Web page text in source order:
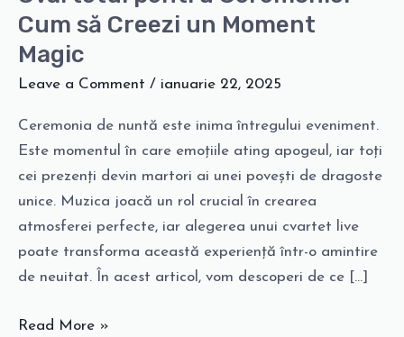
Cum să Creezi un Moment
Magic
Leave a Comment / ianuarie 22, 2025
Ceremonia de nuntă este inima întregului eveniment.
Este momentul în care emoțiile ating apogeul, iar toți
cei prezenți devin martori ai unei povești de dragoste
unice. Muzica joacă un rol crucial în crearea
atmosferei perfecte, iar alegerea unui cvartet live
poate transforma această experiență într-o amintire
de neuitat. În acest articol, vom descoperi de ce […]
pentru
Ceremonie:
Cum
să
Creezi
un
Moment
Magic
Read More »